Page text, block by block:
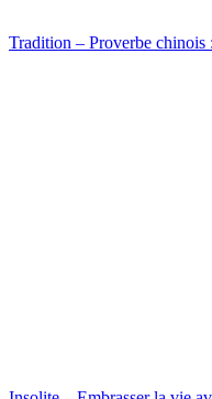
Tradition – Proverbe chinois